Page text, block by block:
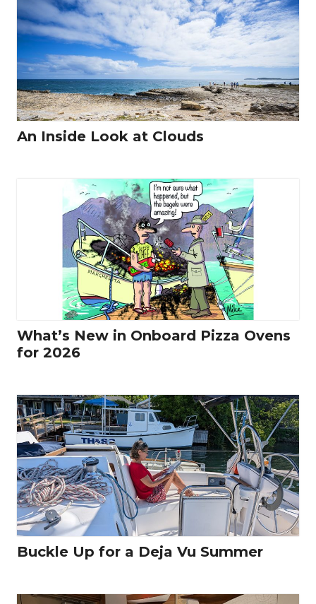
An Inside Look at Clouds
What’s New in Onboard Pizza Ovens
for 2026
Buckle Up for a Deja Vu Summer